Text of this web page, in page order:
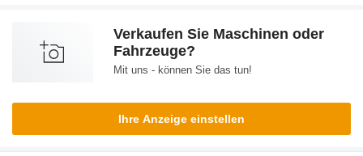
Verkaufen Sie Maschinen oder
Fahrzeuge?
Mit uns - können Sie das tun!
Ihre Anzeige einstellen